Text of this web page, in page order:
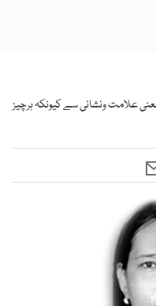
علامت ونشانی سے کیونکہ ہرچیز